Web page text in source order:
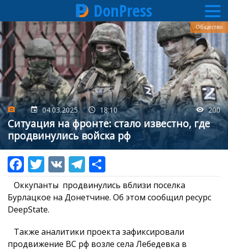
Перейти
к
основному
содержанию
DonPress
04.03.2025 18:10 200
Ситуация на фронте: стало известно, где
продвинулись войска рф
Общество
Оккупанты продвинулись вблизи поселка
Бурлацкое на Донетчине. Об этом сообщил ресурс
DeepState.
Также аналитики проекта зафиксировали
продвижение ВС рф возле села Лебедевка в